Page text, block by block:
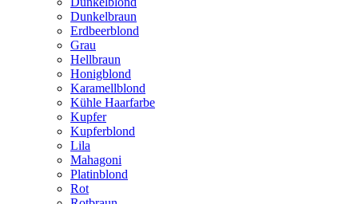
Dunkelbraun
Erdbeerblond
Grau
Hellbraun
Honigblond
Karamellblond
Kühle Haarfarbe
Kupfer
Kupferblond
Lila
Mahagoni
Platinblond
Rot